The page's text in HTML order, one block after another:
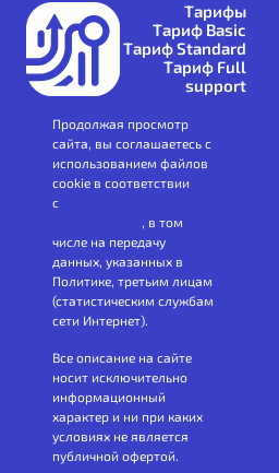
Тарифы
Тариф Basic
Тариф Standard
Тариф Full
support
Продолжая просмотр
сайта, вы соглашаетесь с
использованием файлов
cookie в соответствии
с
, в том
числе на передачу
данных, указанных в
Политике, третьим лицам
(статистическим службам
сети Интернет).
Все описание на сайте
носит исключительно
информационный
характер и ни при каких
условиях не является
публичной офертой.